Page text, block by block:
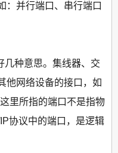
：并行端口、串行端口
几种意思。集线器、交
他网络设备的接口，如
里所指的端口不是指物
协议中的端口，是逻辑